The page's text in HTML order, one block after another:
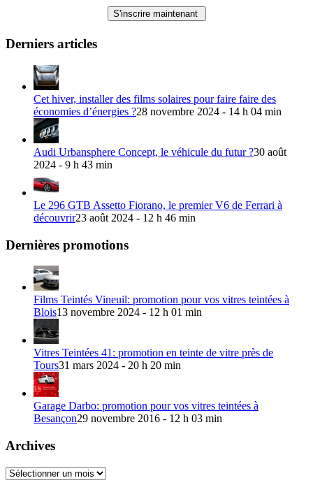
Derniers articles
Cet hiver, installer des films solaires pour faire faire des
économies d’énergies ?28 novembre 2024 - 14 h 04 min
Audi Urbansphere Concept, le véhicule du futur ?30 août
2024 - 9 h 43 min
Le 296 GTB Assetto Fiorano, le premier V6 de Ferrari à
découvrir23 août 2024 - 12 h 46 min
Dernières promotions
Films Teintés Vineuil: promotion pour vos vitres teintées à
Blois13 novembre 2024 - 12 h 01 min
Vitres Teintées 41: promotion en teinte de vitre près de
Tours31 mars 2024 - 20 h 20 min
Garage Darbo: promotion pour vos vitres teintées à
Besançon29 novembre 2016 - 12 h 03 min
Archives
Archives